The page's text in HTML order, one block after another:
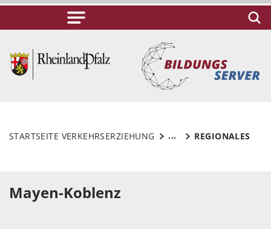
STARTSEITE VERKEHRSERZIEHUNG ... REGIONALES
Mayen-Koblenz